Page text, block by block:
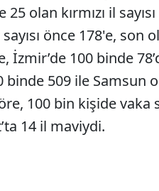
olan kırmızı il
önce 178'e, son
İzmir’de 100 binde
509 ile Samsun
100 bin kişide vaka
14 il maviydi.